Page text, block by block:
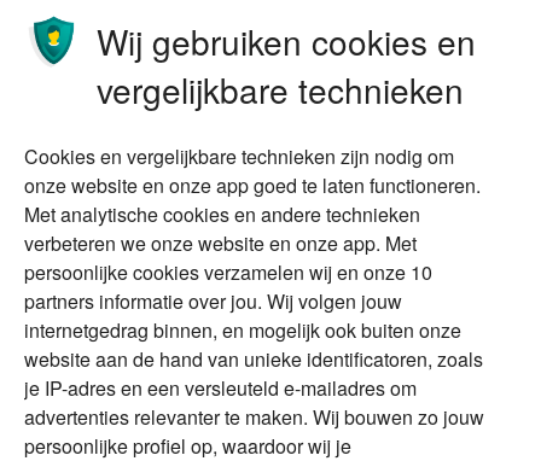
Ondernemen
Stoppen met werken
Wonen
Nalatenschap
Schenken
Duurzaam
Vermogensplanning
Tweede huis in
buitenland
DGA
Erfenis
Over Financial Focus
Specialisten
Financial Focus
magazine
The Exit Years
Contact
Wij gebruiken cookies en
vergelijkbare technieken
Cookies en vergelijkbare technieken zijn nodig om
onze website en onze app goed te laten functioneren.
Met analytische cookies en andere technieken
verbeteren we onze website en onze app. Met
persoonlijke cookies verzamelen wij en onze 10
partners informatie over jou. Wij volgen jouw
internetgedrag binnen, en mogelijk ook buiten onze
website aan de hand van unieke identificatoren, zoals
je IP-adres en een versleuteld e-mailadres om
advertenties relevanter te maken. Wij bouwen zo jouw
persoonlijke profiel op, waardoor wij je